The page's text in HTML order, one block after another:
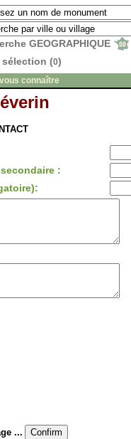
GEOGRAPHIQUE
sélection (0)
connaître
:
...